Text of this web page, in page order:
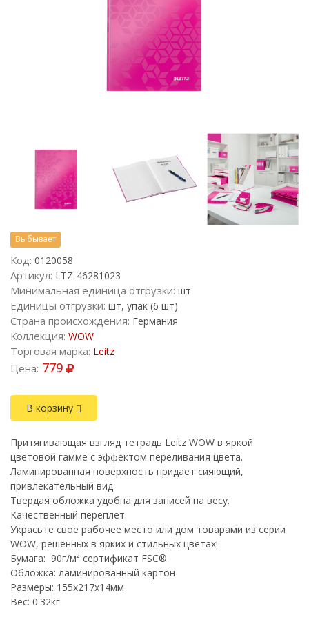
Выбывает
Код: 0120058
Артикул: LTZ-46281023
Минимальная единица отгрузки: шт
Единицы отгрузки: шт, упак (6 шт)
Страна происхождения: Германия
Коллекция: WOW
Торговая марка: Leitz
Цена: 779
В корзину
Притягивающая взгляд тетрадь Leitz WOW в яркой
цветовой гамме с эффектом переливания цвета.
Ламинированная поверхность придает сияющий,
привлекательный вид.
Твердая обложка удобна для записей на весу.
Качественный переплет.
Украсьте свое рабочее место или дом товарами из серии
WOW, решенных в ярких и стильных цветах!
Бумага: 90г/м² сертификат FSC®
Обложка: ламинированный картон
Размеры: 155х217х14мм
Вес: 0.32кг